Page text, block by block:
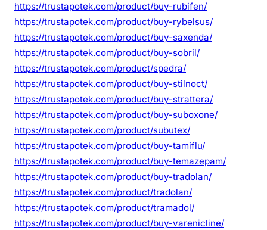
https://trustapotek.com/product/buy-rubifen/
https://trustapotek.com/product/buy-rybelsus/
https://trustapotek.com/product/buy-saxenda/
https://trustapotek.com/product/buy-sobril/
https://trustapotek.com/product/spedra/
https://trustapotek.com/product/buy-stilnoct/
https://trustapotek.com/product/buy-strattera/
https://trustapotek.com/product/buy-suboxone/
https://trustapotek.com/product/subutex/
https://trustapotek.com/product/buy-tamiflu/
https://trustapotek.com/product/buy-temazepam/
https://trustapotek.com/product/buy-tradolan/
https://trustapotek.com/product/tradolan/
https://trustapotek.com/product/tramadol/
https://trustapotek.com/product/buy-varenicline/